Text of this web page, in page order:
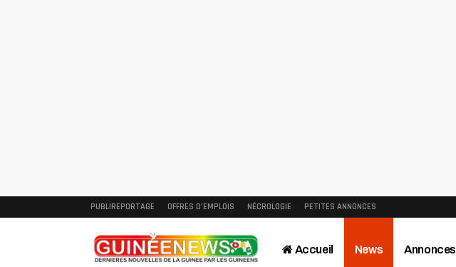
PUBLIREPORTAGE OFFRES D’EMPLOIS NÉCROLOGIE PETITES ANNONCES
Accueil News Annonces